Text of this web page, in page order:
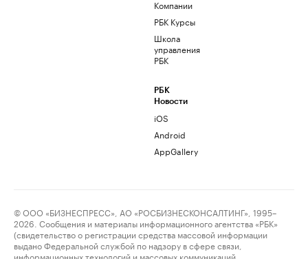
Компании
РБК Курсы
Школа
управления
РБК
РБК
Новости
iOS
Android
AppGallery
© ООО «БИЗНЕСПРЕСС», АО «РОСБИЗНЕСКОНСАЛТИНГ», 1995–
2026. Сообщения и материалы информационного агентства «РБК»
(свидетельство о регистрации средства массовой информации
выдано Федеральной службой по надзору в сфере связи,
информационных технологий и массовых коммуникаций